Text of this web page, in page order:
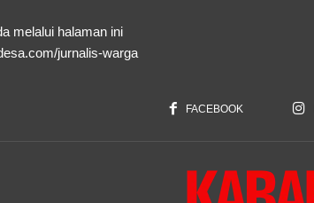
melalui halaman ini
jurnalis-warga
FACEBOOK